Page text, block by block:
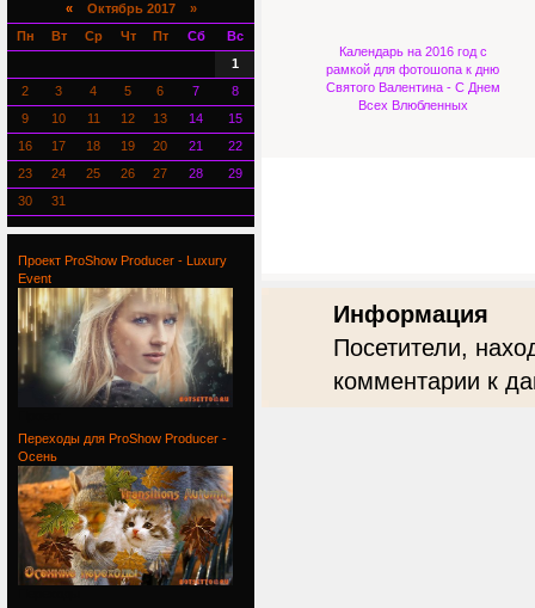
Календарь на 2016 год с
рамкой для фотошопа к дню
Святого Валентина - С Днем
Всех Влюбленных
Информация
Посетители,
комментарии к
«Октябрь 2017 »
Пн
Вт Ср Чт Пт Сб
Вс
1
2
3 4 5 6 7
8
9
10 11 12 13 14
15
16
17 18 19 20 21
22
23
24 25 26 27 28
29
30
31
Проект ProShow Producer - Luxury
Event
Переходы для ProShow Producer -
Осень